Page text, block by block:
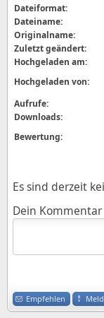
Dateiformat:
Dateiname:
Originalname:
Zuletzt geändert:
Hochgeladen am:
Hochgeladen von:
Aufrufe:
Downloads:
Bewertung:
Es sind derzeit
Dein Kommentar
Empfehlen